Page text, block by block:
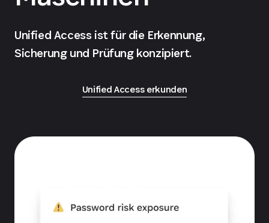
Unified Access ist für die Erkennung,
Sicherung und Prüfung konzipiert.
Unified Access erkunden